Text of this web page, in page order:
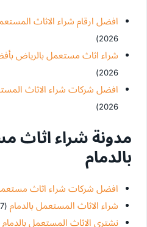
افضل ارقام شراء الاثاث
2026)
شراء اثاث مستعمل بالرياض
2026)
افضل شركات شراء الاثاث
2026)
مدونة شراء اثاث
بالدمام
افضل شركات شراء اثاث مستعمل
شراء الاثاث المستعمل بالدمام (17 يونيو، 2026)
نشتري الاثاث المستعمل بالدمام